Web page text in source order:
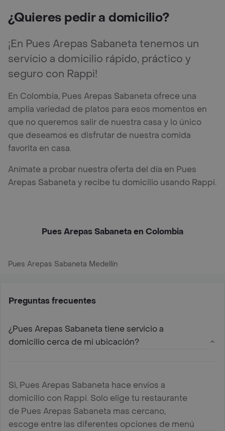
¿Quieres pedir a domicilio?
¡En Pues Arepas Sabaneta tenemos un
servicio a domicilio rápido, práctico y
seguro con Rappi!
En Colombia, Pues Arepas Sabaneta ofrece una
amplia variedad de platos para esos momentos en
que no queremos salir de nuestra casa y lo único
que deseamos es disfrutar de nuestra comida
favorita en casa.
Anímate a probar nuestra oferta del día en Pues
Arepas Sabaneta y recibe tu domicilio usando Rappi.
Pues Arepas Sabaneta en Colombia
Pues Arepas Sabaneta Medellín
Preguntas frecuentes
¿Pues Arepas Sabaneta tiene servicio a
domicilio cerca de mi ubicación?
Si, Pues Arepas Sabaneta hace envíos a
domicilio con Rappi. Solo elige tu restaurante
de Pues Arepas Sabaneta mas cercano,
escoge entre las diferentes opciones de menú